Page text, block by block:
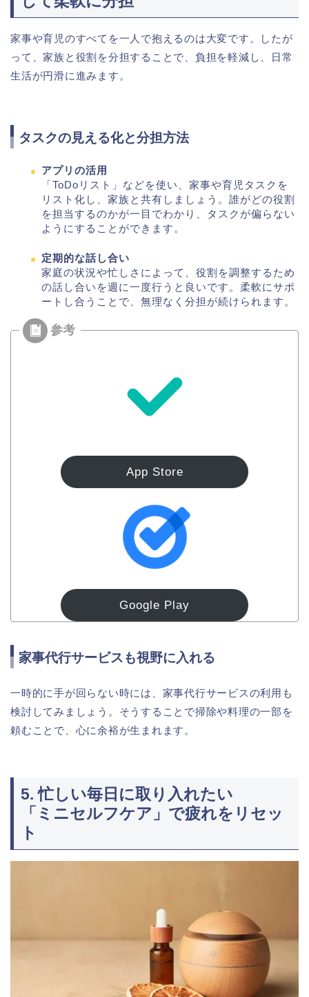
家事や育児のすべてを一人で抱えるのは大変です。したが
って、家族と役割を分担することで、負担を軽減し、日常
生活が円滑に進みます。
タスクの見える化と分担方法
アプリの活用
「ToDoリスト」などを使い、家事や育児タスクを
リスト化し、家族と共有しましょう。誰がどの役割
を担当するのかが一目でわかり、タスクが偏らない
ようにすることができます。
定期的な話し合い
家庭の状況や忙しさによって、役割を調整するため
の話し合いを週に一度行うと良いです。柔軟にサポ
ートし合うことで、無理なく分担が続けられます。
App Store
Google Play
家事代行サービスも視野に入れる
一時的に手が回らない時には、家事代行サービスの利用も
検討してみましょう。そうすることで掃除や料理の一部を
頼むことで、心に余裕が生まれます。
5. 忙しい毎日に取り入れたい
「ミニセルフケア」で疲れをリセッ
ト